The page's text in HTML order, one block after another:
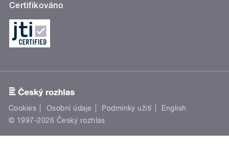
Certifikováno
Cookies Osobní údaje Podmínky užití
English
© 1997-2026 Český rozhlas